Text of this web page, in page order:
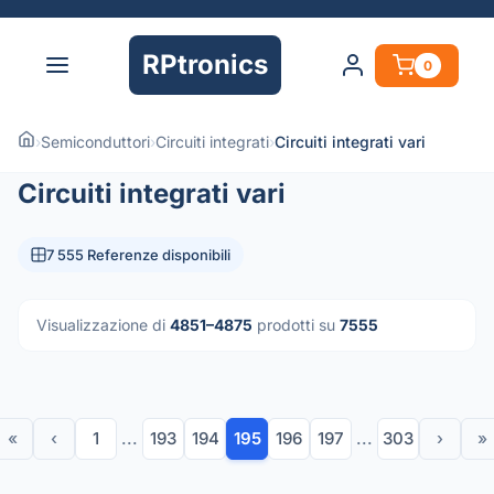
RPtronics 0
›Semiconduttori›Circuiti integrati›Circuiti integrati vari
Circuiti integrati vari
7 555 Referenze disponibili
Visualizzazione di 4851–4875 prodotti su 7555
« ‹ 1 ... 193 194 195 196 197 ... 303 › »